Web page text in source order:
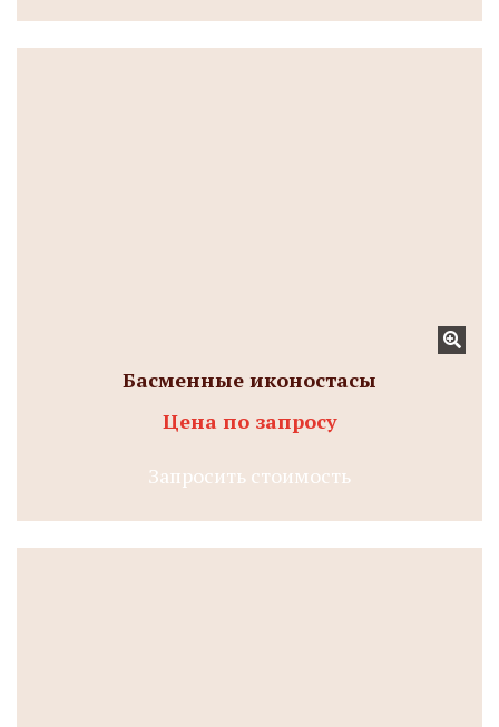
Басменные иконостасы
Цена по запросу
Запросить стоимость